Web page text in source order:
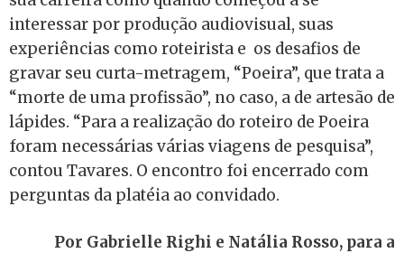
interessar por produção audiovisual, suas
experiências como roteirista e os desafios de
gravar seu curta-metragem, “Poeira”, que trata a
“morte de uma profissão”, no caso, a de artesão de
lápides. “Para a realização do roteiro de Poeira
foram necessárias várias viagens de pesquisa”,
contou Tavares. O encontro foi encerrado com
perguntas da platéia ao convidado.
Por Gabrielle Righi e Natália Rosso, para a